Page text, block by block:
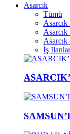
Asarcık
Tümü
Asarcık
İş